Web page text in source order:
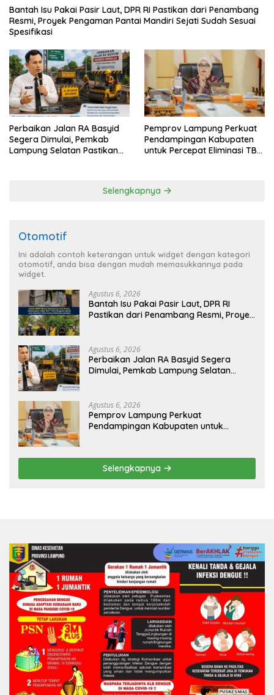
Bantah Isu Pakai Pasir Laut, DPR RI Pastikan dari Penambang
Resmi, Proyek Pengaman Pantai Mandiri Sejati Sudah Sesuai
Spesifikasi
Perbaikan Jalan RA Basyid
Segera Dimulai, Pemkab
Lampung Selatan Pastikan
Pemprov Lampung Perkuat
Pendampingan Kabupaten
untuk Percepat Eliminasi TBC
Selengkapnya
Otomotif
Ini adalah contoh keterangan untuk widget dengan kategori
otomotif, anda bisa dengan mudah memasukkannya pada
widget.
Agustus 6, 2026
Bantah Isu Pakai Pasir Laut, DPR RI
Pastikan dari Penambang Resmi, Proyek
Agustus 6, 2026
Perbaikan Jalan RA Basyid Segera
Dimulai, Pemkab Lampung Selatan
Agustus 6, 2026
Pemprov Lampung Perkuat
Pendampingan Kabupaten untuk
Selengkapnya